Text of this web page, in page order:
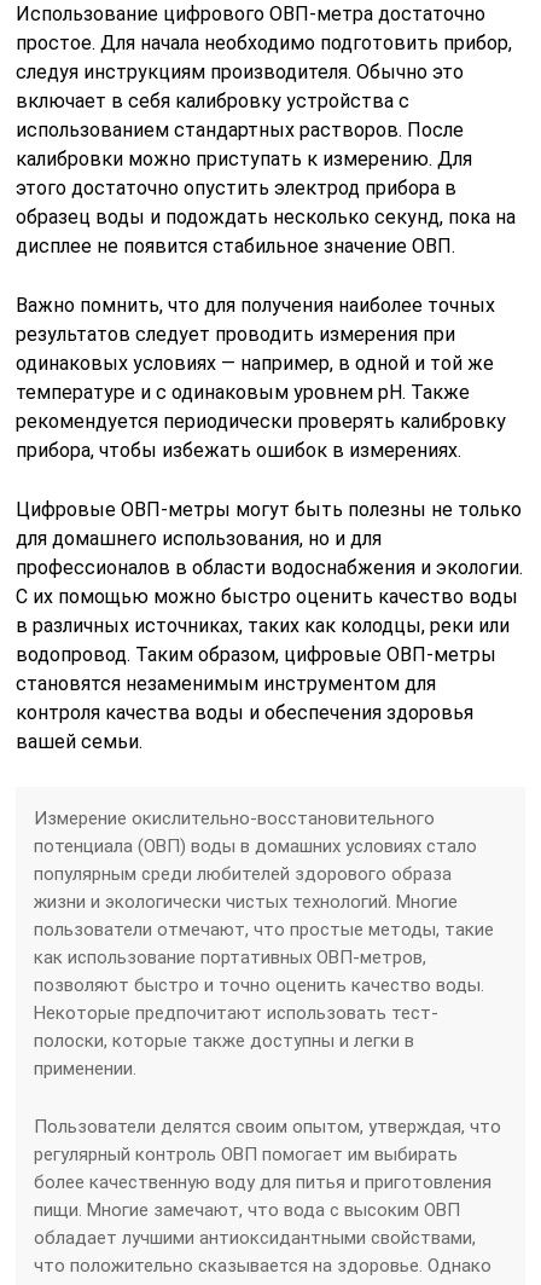
Использование цифрового ОВП-метра достаточно
простое. Для начала необходимо подготовить прибор,
следуя инструкциям производителя. Обычно это
включает в себя калибровку устройства с
использованием стандартных растворов. После
калибровки можно приступать к измерению. Для
этого достаточно опустить электрод прибора в
образец воды и подождать несколько секунд, пока на
дисплее не появится стабильное значение ОВП.
Важно помнить, что для получения наиболее точных
результатов следует проводить измерения при
одинаковых условиях — например, в одной и той же
температуре и с одинаковым уровнем pH. Также
рекомендуется периодически проверять калибровку
прибора, чтобы избежать ошибок в измерениях.
Цифровые ОВП-метры могут быть полезны не только
для домашнего использования, но и для
профессионалов в области водоснабжения и экологии.
С их помощью можно быстро оценить качество воды
в различных источниках, таких как колодцы, реки или
водопровод. Таким образом, цифровые ОВП-метры
становятся незаменимым инструментом для
контроля качества воды и обеспечения здоровья
вашей семьи.
Измерение окислительно-восстановительного
потенциала (ОВП) воды в домашних условиях стало
популярным среди любителей здорового образа
жизни и экологически чистых технологий. Многие
пользователи отмечают, что простые методы, такие
как использование портативных ОВП-метров,
позволяют быстро и точно оценить качество воды.
Некоторые предпочитают использовать тест-
полоски, которые также доступны и легки в
применении.
Пользователи делятся своим опытом, утверждая, что
регулярный контроль ОВП помогает им выбирать
более качественную воду для питья и приготовления
пищи. Многие замечают, что вода с высоким ОВП
обладает лучшими антиоксидантными свойствами,
что положительно сказывается на здоровье. Однако